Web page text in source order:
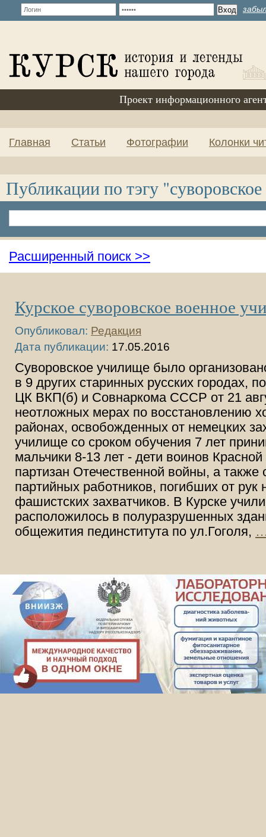
Проект информационного
Главная Статьи Фотографии Колонки
Публикации по тэгу
Расширенный поиск >>
Курское суворовское военное
Опубликовал: Редакция
Дата публикации: 17.05.2016
Суворовское училище было
в 9 других старинных русских городах,
ЦК ВКП(б) и Совнаркома СССР от 21
неотложных мерах по восстановлению
районах, освобожденных от немецких
училище со сроком обучения 7 лет
мальчики 8-13 лет - дети воинов
партизан Отечественной войны, а также
партийных работников, погибших от рук
фашистских захватчиков. В Курске
расположилось в полуразрушенных
общежития пединститута по ул.Гоголя,